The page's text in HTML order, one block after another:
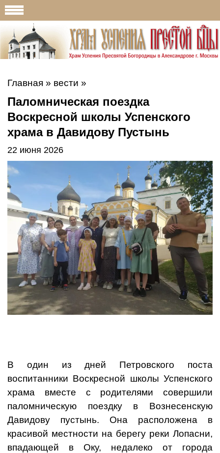
Главная » вести »
Паломническая поездка
Воскресной школы Успенского
храма в Давидову Пустынь
22 июня 2026
В один из дней Петровского поста
воспитанники Воскресной школы Успенского
храма вместе с родителями совершили
паломническую поездку в Вознесенскую
Давидову пустынь. Она расположена в
красивой местности на берегу реки Лопасни,
впадающей в Оку, недалеко от города